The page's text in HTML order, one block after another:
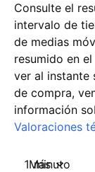
Consulte el
intervalo de
de medias
resumido en
ver al instante
de compra,
información
Valoraciones
1 minuto
Más